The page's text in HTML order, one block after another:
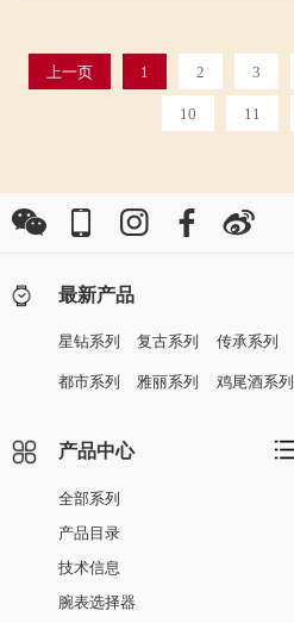
上一页 1 2 3
10 11
最新产品
星钻系列 复古系列 传承系列
都市系列 雅丽系列 鸡尾酒系列
产品中心
全部系列
产品目录
技术信息
腕表选择器